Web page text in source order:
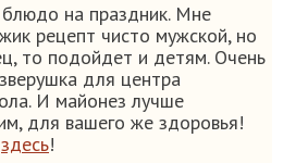
на праздник. Мне
рецепт чисто мужской, но
то подойдет и детям. Очень
для центра
И майонез лучше
для вашего же здоровья!
здесь!